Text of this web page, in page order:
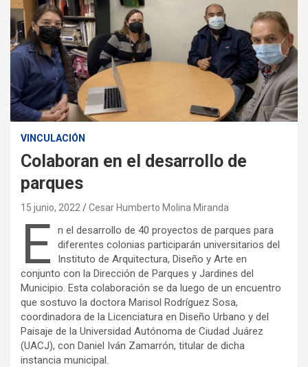
VINCULACIÓN
Colaboran en el desarrollo de
parques
15 junio, 2022 Cesar Humberto Molina Miranda
E
n el desarrollo de 40 proyectos de parques para
diferentes colonias participarán universitarios del
Instituto de Arquitectura, Diseño y Arte en
conjunto con la Dirección de Parques y Jardines del
Municipio. Esta colaboración se da luego de un encuentro
que sostuvo la doctora Marisol Rodríguez Sosa,
coordinadora de la Licenciatura en Diseño Urbano y del
Paisaje de la Universidad Autónoma de Ciudad Juárez
(UACJ), con Daniel Iván Zamarrón, titular de dicha
instancia municipal.